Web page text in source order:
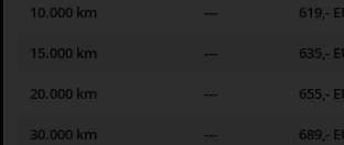
10.000 km --- 619,-
15.000 km --- 635,-
20.000 km --- 655,-
30.000 km --- 689,-